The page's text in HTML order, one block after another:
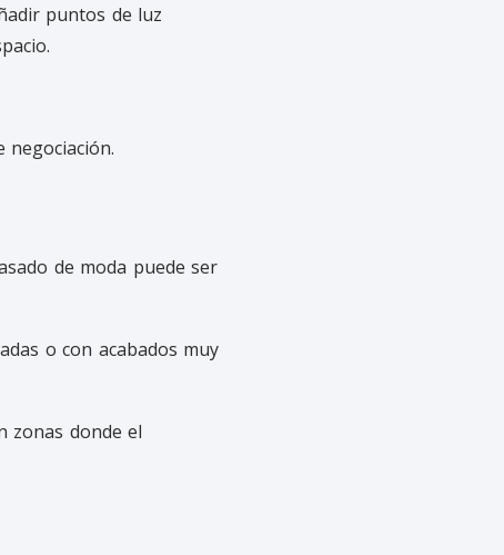
puntos de luz
negociación.
de moda puede ser
o con acabados muy
zonas donde el